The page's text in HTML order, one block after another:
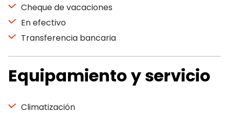
Cheque de vacaciones
En efectivo
Transferencia bancaria
Equipamiento y servicio
Climatización